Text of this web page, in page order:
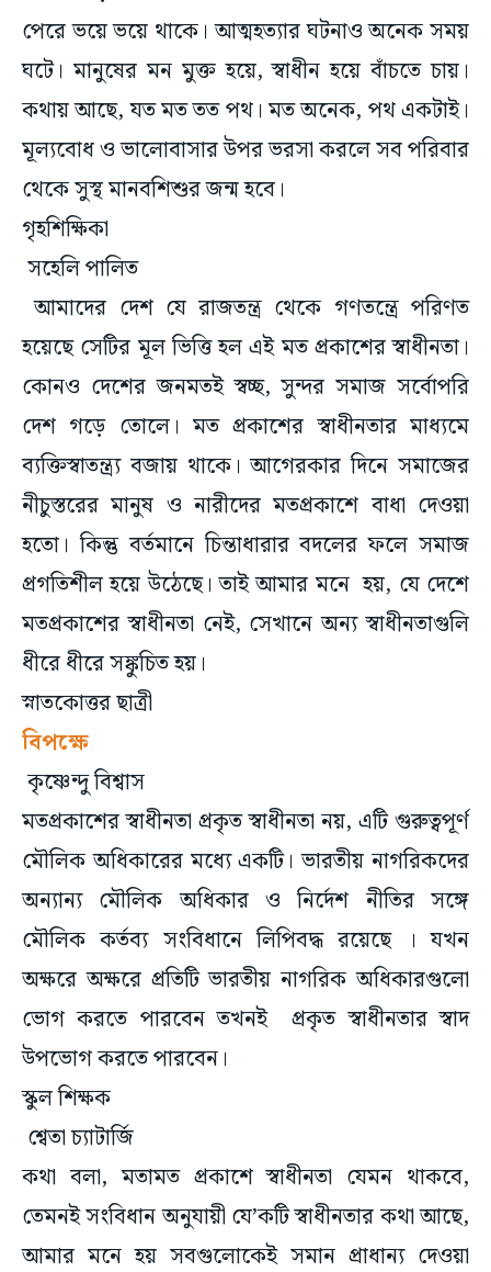
পেরে ভয়ে ভয়ে থাকে। আত্মহত্যার ঘটনাও অনেক সময়
ঘটে। মানুষের মন মুক্ত হয়ে, স্বাধীন হয়ে বাঁচতে চায়।
কথায় আছে, যত মত তত পথ। মত অনেক, পথ একটাই।
মূল্যবোধ ও ভালোবাসার উপর ভরসা করলে সব পরিবার
থেকে সুস্থ মানবশিশুর জন্ম হবে।
গৃহশিক্ষিকা
সহেলি পালিত
আমাদের দেশ যে রাজতন্ত্র থেকে গণতন্ত্রে পরিণত
হয়েছে সেটির মূল ভিত্তি হল এই মত প্রকাশের স্বাধীনতা।
কোনও দেশের জনমতই স্বচ্ছ, সুন্দর সমাজ সর্বোপরি
দেশ গড়ে তোলে। মত প্রকাশের স্বাধীনতার মাধ্যমে
ব্যক্তিস্বাতন্ত্র্য বজায় থাকে। আগেরকার দিনে সমাজের
নীচুস্তরের মানুষ ও নারীদের মতপ্রকাশে বাধা দেওয়া
হতো। কিন্তু বর্তমানে চিন্তাধারার বদলের ফলে সমাজ
প্রগতিশীল হয়ে উঠেছে। তাই আমার মনে হয়, যে দেশে
মতপ্রকাশের স্বাধীনতা নেই, সেখানে অন্য স্বাধীনতাগুলি
ধীরে ধীরে সঙ্কুচিত হয়।
স্নাতকোত্তর ছাত্রী
বিপক্ষে
কৃষ্ণেন্দু বিশ্বাস
মতপ্রকাশের স্বাধীনতা প্রকৃত স্বাধীনতা নয়, এটি গুরুত্বপূর্ণ
মৌলিক অধিকারের মধ্যে একটি। ভারতীয় নাগরিকদের
অন্যান্য মৌলিক অধিকার ও নির্দেশ নীতির সঙ্গে
মৌলিক কর্তব্য সংবিধানে লিপিবদ্ধ রয়েছে । যখন
অক্ষরে অক্ষরে প্রতিটি ভারতীয় নাগরিক অধিকারগুলো
ভোগ করতে পারবেন তখনই প্রকৃত স্বাধীনতার স্বাদ
উপভোগ করতে পারবেন।
স্কুল শিক্ষক
শ্বেতা চ্যাটার্জি
কথা বলা, মতামত প্রকাশে স্বাধীনতা যেমন থাকবে,
তেমনই সংবিধান অনুযায়ী যে’কটি স্বাধীনতার কথা আছে,
আমার মনে হয় সবগুলোকেই সমান প্রাধান্য দেওয়া